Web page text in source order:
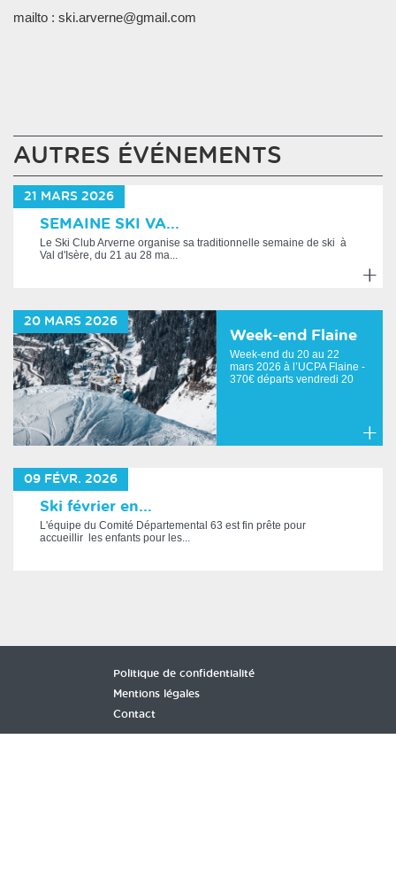
mailto : ski.arverne@gmail.com
AUTRES ÉVÉNEMENTS
21 MARS 2026
SEMAINE SKI VA...
Le Ski Club Arverne organise sa traditionnelle semaine de ski à
Val d'Isère, du 21 au 28 ma...
savoir
plus
20 MARS 2026
Week-end Flaine
Week-end du 20 au 22
mars 2026 à l’UCPA Flaine -
370€ départs vendredi 20
09 FÉVR. 2026
Ski février en...
L'équipe du Comité Départemental 63 est fin prête pour
accueillir les enfants pour les...
Politique de confidentialité
Mentions légales
Contact